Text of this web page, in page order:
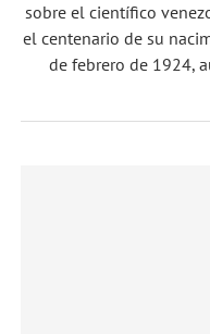
sobre el científico
el centenario de su
de febrero de 1924,